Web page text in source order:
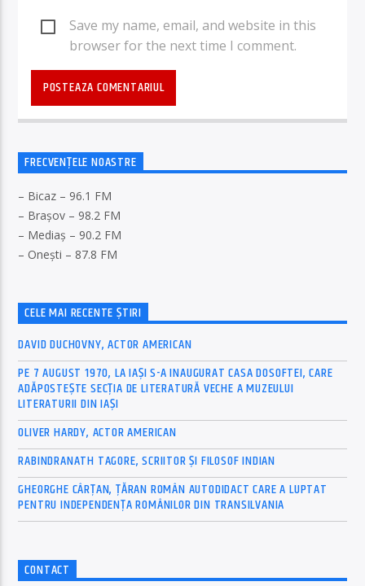
Save my name, email, and website in this
browser for the next time I comment.
FRECVENȚELE NOASTRE
– Bicaz – 96.1 FM
– Brașov – 98.2 FM
– Mediaș – 90.2 FM
– Onești – 87.8 FM
CELE MAI RECENTE ȘTIRI
DAVID DUCHOVNY, ACTOR AMERICAN
PE 7 AUGUST 1970, LA IAŞI S-A INAUGURAT CASA DOSOFTEI, CARE
ADĂPOSTEŞTE SECŢIA DE LITERATURĂ VECHE A MUZEULUI
LITERATURII DIN IAŞI
OLIVER HARDY, ACTOR AMERICAN
RABINDRANATH TAGORE, SCRIITOR ȘI FILOSOF INDIAN
GHEORGHE CÂRȚAN, ŢĂRAN ROMÂN AUTODIDACT CARE A LUPTAT
PENTRU INDEPENDENȚA ROMÂNILOR DIN TRANSILVANIA
CONTACT